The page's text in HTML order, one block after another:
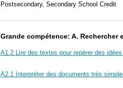
Postsecondary, Secondary School Credit
Grande compétence: A.
A1.2 Lire des textes pour repérer des
A2.1 Interpréter des documents très